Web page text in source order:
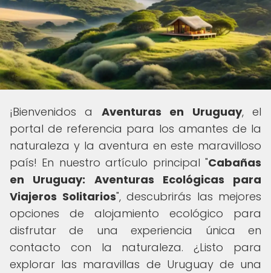
¡Bienvenidos a Aventuras en Uruguay, el
portal de referencia para los amantes de la
naturaleza y la aventura en este maravilloso
país! En nuestro artículo principal "Cabañas
en Uruguay: Aventuras Ecológicas para
Viajeros Solitarios", descubrirás las mejores
opciones de alojamiento ecológico para
disfrutar de una experiencia única en
contacto con la naturaleza. ¿Listo para
explorar las maravillas de Uruguay de una